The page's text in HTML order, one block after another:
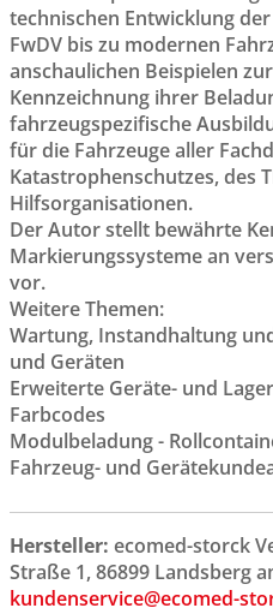
technischen Entwicklung
FwDV bis zu modernen
anschaulichen Beispielen
Kennzeichnung ihrer
fahrzeugspezifische
für die Fahrzeuge aller
Katastrophenschutzes, des
Hilfsorganisationen.
Der Autor stellt bewährte
Markierungssysteme an
vor.
Weitere Themen:
Wartung, Instandhaltung
und Geräten
Erweiterte Geräte- und
Farbcodes
Modulbeladung -
Fahrzeug- und
Hersteller: ecomed-storck
Straße 1, 86899 Landsberg
kundenservice@ecomed-